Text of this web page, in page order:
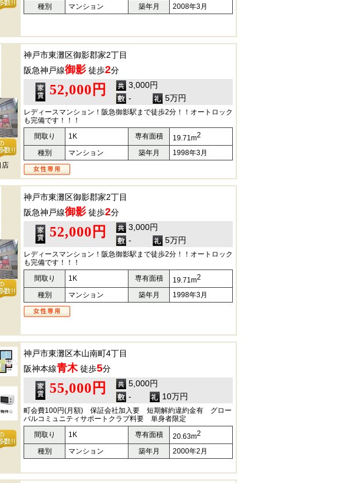
種別 マンション 築年月 2008年3月
神戸市東灘区御影郡家2丁目
阪急神戸線御影 徒歩2分
52,000円
3,000円
-
5万円
レディースマンション！阪急御影駅まで徒歩2分！！オートロック
も完備です！！！
間取り
1K 専有面積 19.71m2
種別 マンション 築年月
1998年3月
店
神戸市東灘区御影郡家2丁目
阪急神戸線御影 徒歩2分
52,000円
3,000円
-
5万円
レディースマンション！阪急御影駅まで徒歩2分！！オートロック
も完備です！！！
間取り
1K 専有面積 19.71m2
種別 マンション 築年月 1998年3月
神戸市東灘区本山南町4丁目
阪神本線青木徒歩5分
55,000円
5,000円
-
10万円
町会費100円(月額) 保証会社加入要 短期解約違約金有 グロー
バルコミュニティサポートクラブ料要 単身者限定
間取り
1K 専有面積 20.63m2
種別 マンション 築年月
2000年2月